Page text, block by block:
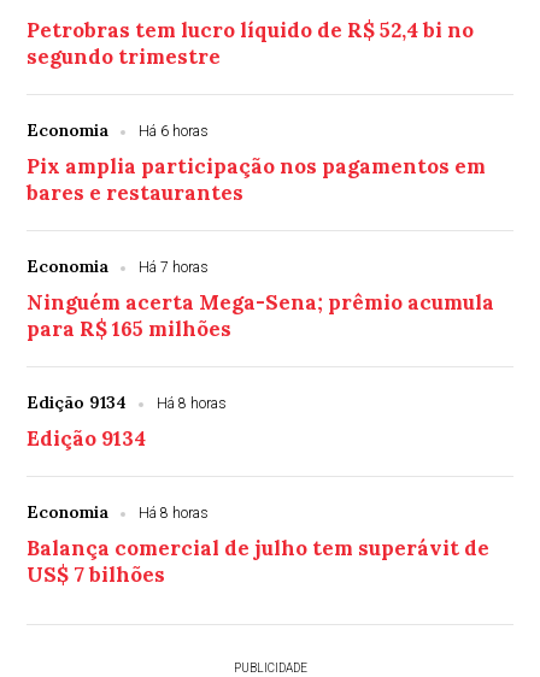
Petrobras tem lucro líquido de R$ 52,4 bi no
segundo trimestre
Economia Há 6 horas
Pix amplia participação nos pagamentos em
bares e restaurantes
Economia Há 7 horas
Ninguém acerta Mega-Sena; prêmio acumula
para R$ 165 milhões
Edição 9134 Há 8 horas
Edição 9134
Economia Há 8 horas
Balança comercial de julho tem superávit de
US$ 7 bilhões
PUBLICIDADE